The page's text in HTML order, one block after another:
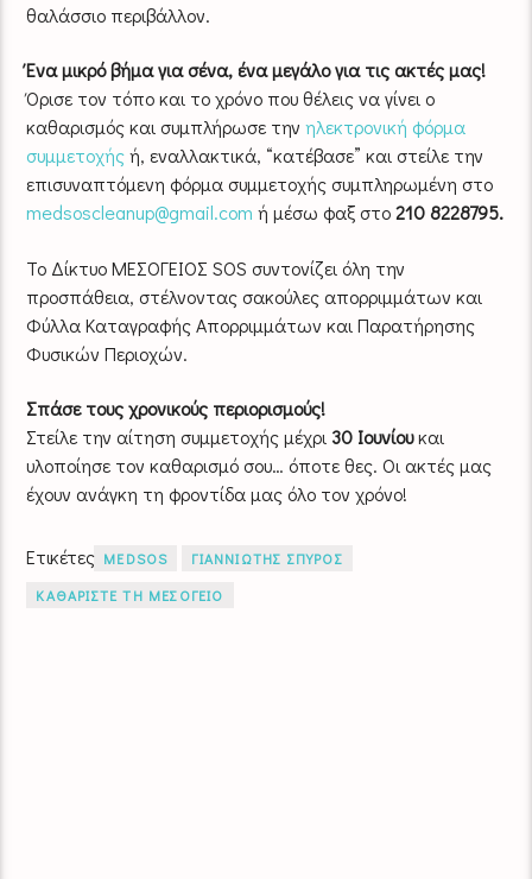
θαλάσσιο περιβάλλον.
Ένα μικρό βήμα για σένα, ένα μεγάλο για τις ακτές μας!
Όρισε τον τόπο και το χρόνο που θέλεις να γίνει ο
καθαρισμός και συμπλήρωσε τηνηλεκτρονική φόρμα
συμμετοχήςή, εναλλακτικά, “κατέβασε” και στείλε την
επισυναπτόμενη φόρμα συμμετοχής συμπληρωμένη στο
medsoscleanup@gmail.com ή μέσω φαξ στο210 8228795.
Το Δίκτυο ΜΕΣΟΓΕΙΟΣ SOS συντονίζει όλη την
προσπάθεια, στέλνοντας σακούλες απορριμμάτων και
Φύλλα Καταγραφής Απορριμμάτων και Παρατήρησης
Φυσικών Περιοχών.
Σπάσε τους χρονικούς περιορισμούς!
Στείλε την αίτηση συμμετοχής μέχρι 30 Ιουνίουκαι
υλοποίησε τον καθαρισμό σου… όποτε θες. Οι ακτές μας
έχουν ανάγκη τη φροντίδα μας όλο τον χρόνο!
Ετικέτες MEDSOS
ΓΙΑΝΝΙΩΤΗΣ ΣΠΥΡΟΣ
ΚΑΘΑΡΙΣΤΕ ΤΗ ΜΕΣΟΓΕΙΟ